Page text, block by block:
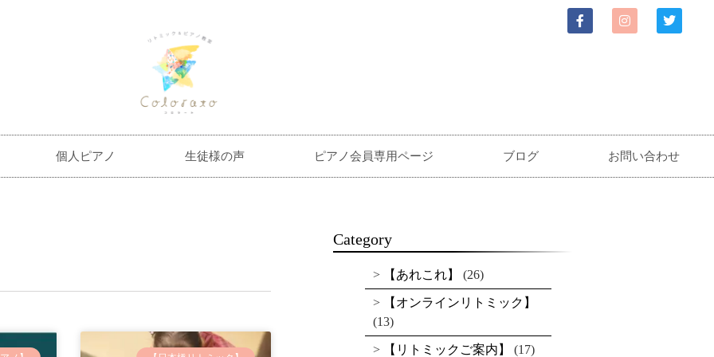
個人ピアノ 生徒様の声 ピアノ会員専用ページ ブログ お問い合わせ
Category
【あれこれ】 (26)
【オンラインリトミック】
(13)
【リトミックご案内】 (17)